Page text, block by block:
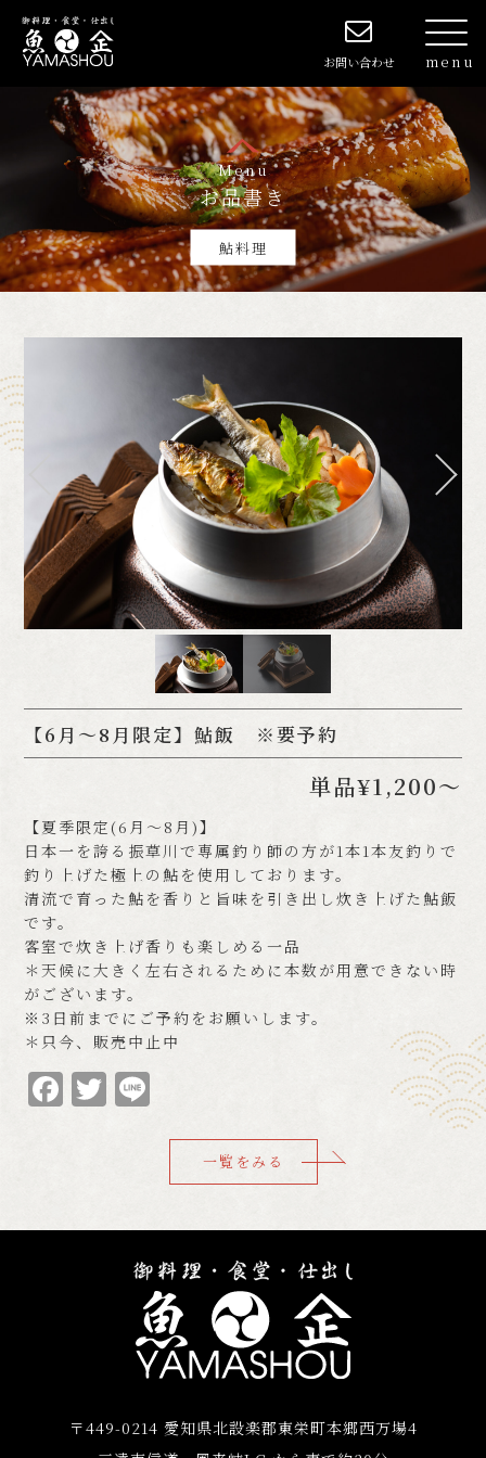
お問い合わせ
Menu
お品書き
鮎料理
【6月〜8月限定】鮎飯 ※要予約
単品¥1,200～
【夏季限定(6月〜8月)】
日本一を誇る振草川で専属釣り師の方が1本1本友釣りで
釣り上げた極上の鮎を使用しております。
清流で育った鮎を香りと旨味を引き出し炊き上げた鮎飯
です。
客室で炊き上げ香りも楽しめる一品
＊天候に大きく左右されるために本数が用意できない時
がございます。
※3日前までにご予約をお願いします。
＊只今、販売中止中
Facebook
Twitter
一覧をみる
〒449-0214 愛知県北設楽郡東栄町本郷西万場4